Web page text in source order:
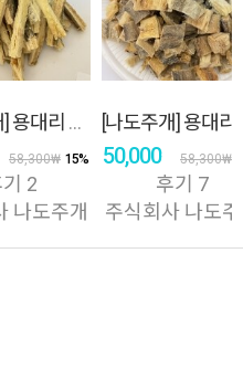
[나도주개] 용대리 황태 수제 애견 간식 순살스틱 대용량 400g
58,300₩ 15%
2
나도주개
50,000₩ 58,300₩
후기 7
주식회사 나도